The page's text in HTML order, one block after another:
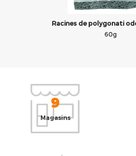
Racines de polygonati
60g
9
Magasins